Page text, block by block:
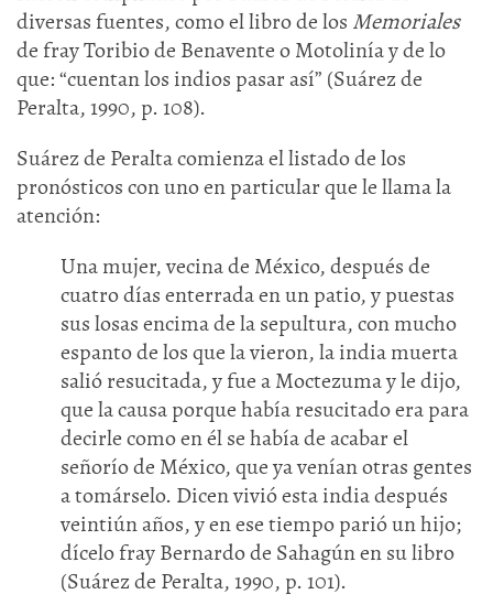
diversas fuentes, como el libro de los Memoriales
de fray Toribio de Benavente o Motolinía y de lo
que: “cuentan los indios pasar así” (Suárez de
Peralta, 1990, p. 108).
Suárez de Peralta comienza el listado de los
pronósticos con uno en particular que le llama la
atención:
Una mujer, vecina de México, después de
cuatro días enterrada en un patio, y puestas
sus losas encima de la sepultura, con mucho
espanto de los que la vieron, la india muerta
salió resucitada, y fue a Moctezuma y le dijo,
que la causa porque había resucitado era para
decirle como en él se había de acabar el
señorío de México, que ya venían otras gentes
a tomárselo. Dicen vivió esta india después
veintiún años, y en ese tiempo parió un hijo;
dícelo fray Bernardo de Sahagún en su libro
(Suárez de Peralta, 1990, p. 101).